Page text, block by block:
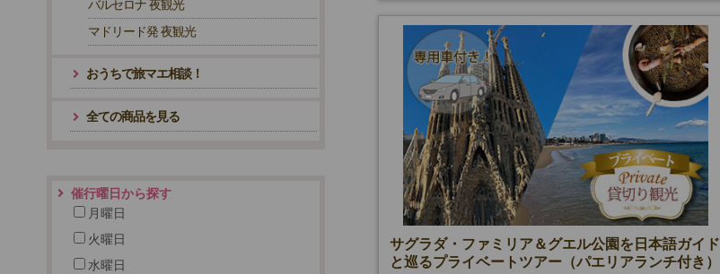
サグラダ・ファミリア＆グエル公園を日本語ガイド
と巡るプライベートツアー（パエリアランチ付き）
バルセロナ 夜観光
マドリード発 夜観光
おうちで旅マエ相談！
全ての商品を見る
催行曜日から探す
月曜日
火曜日
水曜日